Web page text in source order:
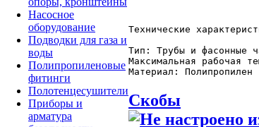
Насосное
оборудование
Подводки для газа и
воды
Полипропиленовые
фитинги
Полотенцесушители
Приборы и
арматура
Технические
Тип: Трубы и фасонные
Максимальная рабочая
Материал: Полипропилен
Скобы